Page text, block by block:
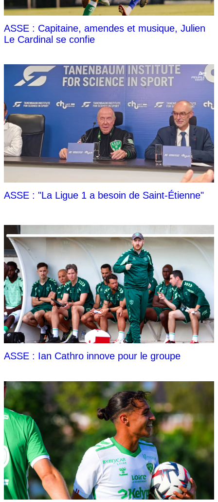
ASSE : Capitaine, amendes et musique, Julien
Le Cardinal se confie
ASSE : "La Ligue 1 a besoin de Saint-Étienne"
ASSE : Ian Cathro innove pour le groupe